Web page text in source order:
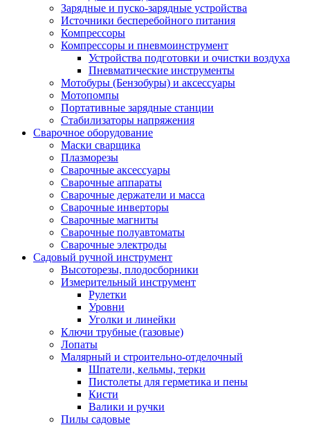
Зарядные и пуско-зарядные устройства
Источники бесперебойного питания
Компрессоры
Компрессоры и пневмоинструмент
Устройства подготовки и очистки воздуха
Пневматические инструменты
Мотобуры (Бензобуры) и аксессуары
Мотопомпы
Портативные зарядные станции
Стабилизаторы напряжения
Сварочное оборудование
Маски сварщика
Плазморезы
Сварочные аксессуары
Сварочные аппараты
Сварочные держатели и масса
Сварочные инверторы
Сварочные магниты
Сварочные полуавтоматы
Сварочные электроды
Садовый ручной инструмент
Высоторезы, плодосборники
Измерительный инструмент
Рулетки
Уровни
Уголки и линейки
Ключи трубные (газовые)
Лопаты
Малярный и строительно-отделочный
Шпатели, кельмы, терки
Пистолеты для герметика и пены
Кисти
Валики и ручки
Пилы садовые